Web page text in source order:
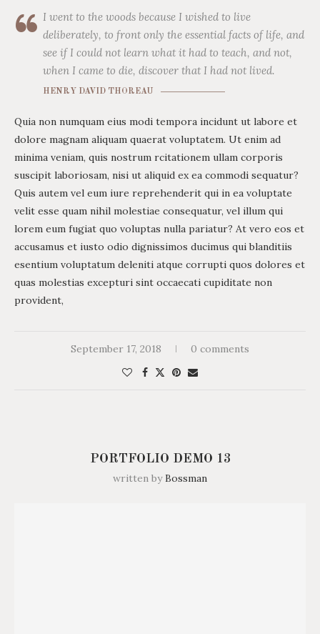
I went to the woods because I wished to live
deliberately, to front only the essential facts of life, and
see if I could not learn what it had to teach, and not,
when I came to die, discover that I had not lived.
HENRY DAVID THOREAU
Quia non numquam eius modi tempora incidunt ut labore et
dolore magnam aliquam quaerat voluptatem. Ut enim ad
minima veniam, quis nostrum rcitationem ullam corporis
suscipit laboriosam, nisi ut aliquid ex ea commodi sequatur?
Quis autem vel eum iure reprehenderit qui in ea voluptate
velit esse quam nihil molestiae consequatur, vel illum qui
lorem eum fugiat quo voluptas nulla pariatur? At vero eos et
accusamus et iusto odio dignissimos ducimus qui blanditiis
esentium voluptatum deleniti atque corrupti quos dolores et
quas molestias excepturi sint occaecati cupiditate non
provident,
September 17, 2018 0 comments
PORTFOLIO DEMO 13
written byBossman